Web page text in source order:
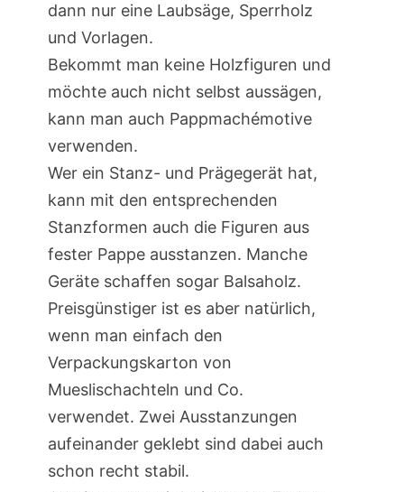
dann nur eine Laubsäge, Sperrholz
und Vorlagen.
Bekommt man keine Holzfiguren und
möchte auch nicht selbst aussägen,
kann man auch Pappmachémotive
verwenden.
Wer ein Stanz- und Prägegerät hat,
kann mit den entsprechenden
Stanzformen auch die Figuren aus
fester Pappe ausstanzen. Manche
Geräte schaffen sogar Balsaholz.
Preisgünstiger ist es aber natürlich,
wenn man einfach den
Verpackungskarton von
Mueslischachteln und Co.
verwendet. Zwei Ausstanzungen
aufeinander geklebt sind dabei auch
schon recht stabil.